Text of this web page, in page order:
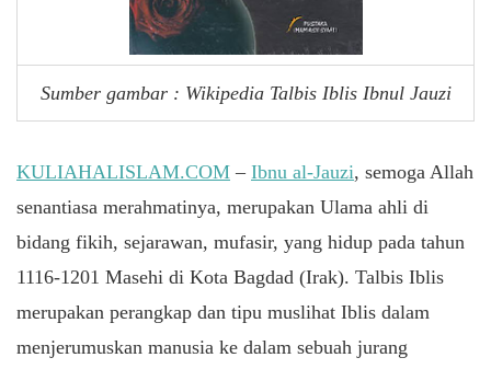
Sumber gambar : Wikipedia Talbis Iblis Ibnul Jauzi
KULIAHALISLAM.COM – Ibnu al-Jauzi, semoga Allah
senantiasa merahmatinya, merupakan Ulama ahli di
bidang fikih, sejarawan, mufasir, yang hidup pada tahun
1116-1201 Masehi di Kota Bagdad (Irak). Talbis Iblis
merupakan perangkap dan tipu muslihat Iblis dalam
menjerumuskan manusia ke dalam sebuah jurang